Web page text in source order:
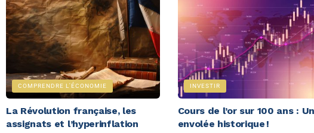
COMPRENDRE L'ÉCONOMIE
La Révolution française, les
assignats et l’hyperinflation
INVESTIR
Cours de l’or sur 100 ans :
envolée historique !